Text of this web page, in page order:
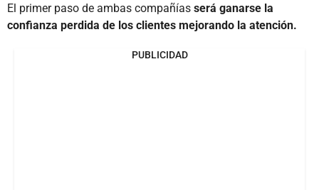
El primer paso de ambas compañías será ganarse la
confianza perdida de los clientes mejorando la atención.
PUBLICIDAD